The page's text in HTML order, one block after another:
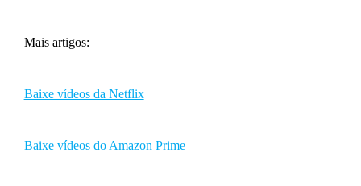
Mais artigos:
Baixe vídeos da Netflix
Baixe vídeos do Amazon Prime